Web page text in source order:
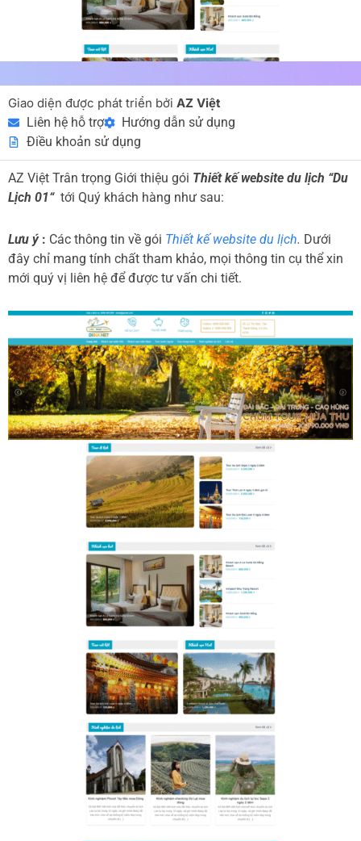
Giao diện được phát triển bởi AZ Việt
Liên hệ hỗ trợ
Hướng dẫn sử dụng
Điều khoản sử dụng
AZ Việt Trân trọng Giới thiệu gói Thiết kế website du lịch “Du
Lịch 01“ tới Quý khách hàng như sau:
Lưu ý: Các thông tin về gói Thiết kế website du lịch. Dưới
đây chỉ mang tính chất tham khảo, mọi thông tin cụ thể xin
mới quý vị liên hệ để được tư vấn chi tiết.